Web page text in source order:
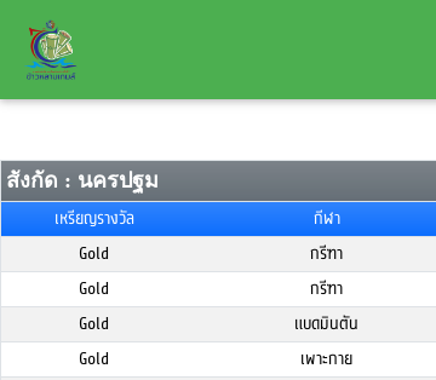
สังกัด : นครปฐม
เหรียญรางวัล กีฬา
Gold
กรีฑา
Gold
กรีฑา
Gold
แบดมินตัน
Gold
เพาะกาย